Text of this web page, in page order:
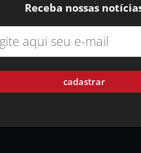
Receba nossas
cadastrar